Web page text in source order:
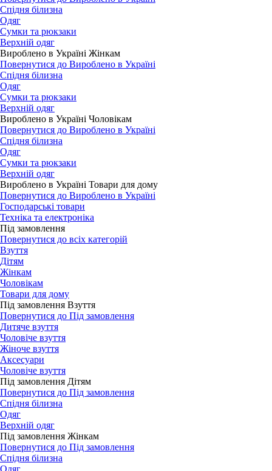
Спідня білизна
Одяг
Сумки та рюкзаки
Верхній одяг
Вироблено в Україні Жінкам
Повернутися до Вироблено в Україні
Спідня білизна
Одяг
Сумки та рюкзаки
Верхній одяг
Вироблено в Україні Чоловікам
Повернутися до Вироблено в Україні
Спідня білизна
Одяг
Сумки та рюкзаки
Верхній одяг
Вироблено в Україні Товари для дому
Повернутися до Вироблено в Україні
Господарські товари
Техніка та електроніка
Під замовлення
Повернутися до всіх категорій
Взуття
Дітям
Жінкам
Чоловікам
Товари для дому
Під замовлення Взуття
Повернутися до Під замовлення
Дитяче взуття
Чоловіче взуття
Жіноче взуття
Аксесуари
Чоловіче взуття
Під замовлення Дітям
Повернутися до Під замовлення
Спідня білизна
Одяг
Верхній одяг
Під замовлення Жінкам
Повернутися до Під замовлення
Спідня білизна
Одяг